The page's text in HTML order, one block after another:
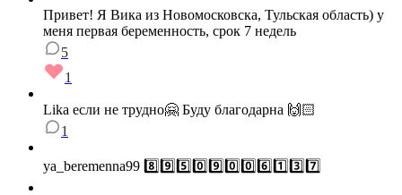
Привет! Я Вика из Новомосковска, Тульская область) у
меня первая беременность, срок 7 недель
5
1
Lika если не трудно🤗 Буду благодарна 🙌🏻
1
ya_beremenna99 8️⃣9️⃣5️⃣0️⃣9️⃣0️⃣0️⃣6️⃣1️⃣3️⃣7️⃣